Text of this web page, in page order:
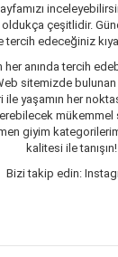
oldukça çeşitlidir.
tercih edeceğiniz
anında tercih
sitemizde bulunan
ile yaşamın her
giyim
kalitesi ile tanışın!
Bizi takip edin: